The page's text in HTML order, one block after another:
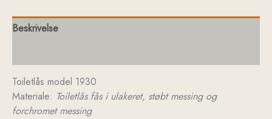
Beskrivelse
Toiletlås model 1930
Materiale: Toiletlås fås i ulakeret, støbt messing og
forchromet messing